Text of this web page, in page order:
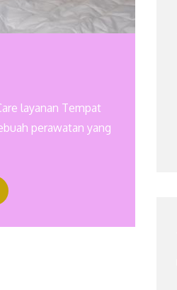
layanan Tempat
perawatan yang